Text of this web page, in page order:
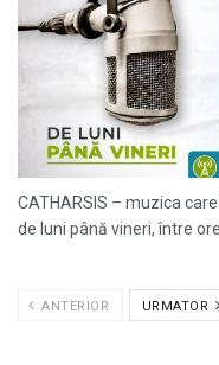
CATHARSIS – muzica
de luni până vineri, între
ANTERIOR URMATOR